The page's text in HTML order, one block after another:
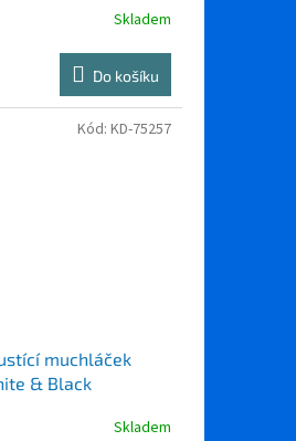
Skladem
Do košíku
muchláček
& Black
Skladem
Kód: KD-75257